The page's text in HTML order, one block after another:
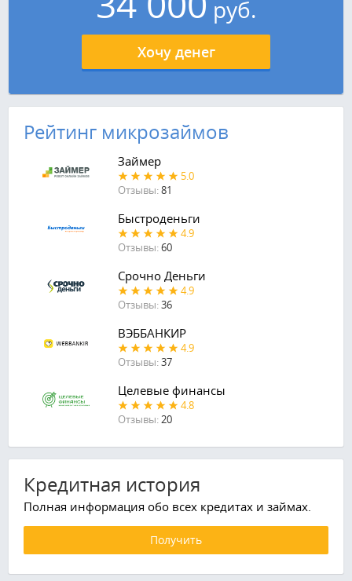
руб.
Хочу денег
Рейтинг микрозаймов
Займер
5.0
Отзывы:81
Быстроденьги
4.9
Отзывы:60
Срочно Деньги
4.9
Отзывы:36
ВЭББАНКИР
4.9
Отзывы:37
Целевые финансы
4.8
Отзывы:20
Кредитная история
Полная информация обо всех кредитах и займах.
Получить